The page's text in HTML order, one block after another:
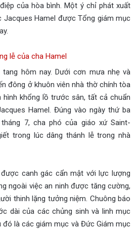
của hòa bình. Một ý chỉ phát xuất
Jacques Hamel được Tổng giám mục
hôm nay. Dưới cơn mưa nhẹ và
đông ở khuôn viên nhà thờ chính tòa
hình khổng lồ trước sân, tất cả chuẩn
Hamel. Đúng vào ngày thứ ba
7, cha phó của giáo xứ Saint-
trong lúc dâng thánh lễ trong nhà
canh gác cẩn mật với lực lượng
ngoài việc an ninh được tăng cường,
thinh lặng tưởng niệm. Chuông báo
dài của các chủng sinh và linh mục
đó là các giám mục và Đức Giám mục